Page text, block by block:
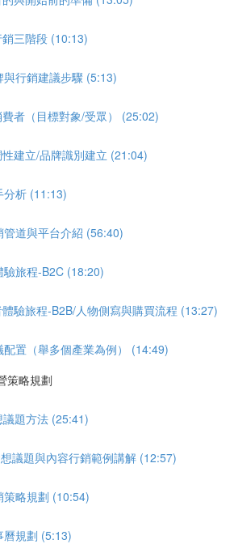
三階段 (10:13)
與行銷建議步驟 (5:13)
者（目標對象/受眾） (25:02)
建立/品牌識別建立 (21:04)
分析 (11:13)
管道與平台介紹 (56:40)
驗旅程-B2C (18:20)
驗旅程-B2B/人物側寫與購買流程 (13:27)
配置（舉多個產業為例） (14:49)
策略規劃
題方法 (25:41)
議題與內容行銷範例講解 (12:57)
略規劃 (10:54)
規劃 (5:13)